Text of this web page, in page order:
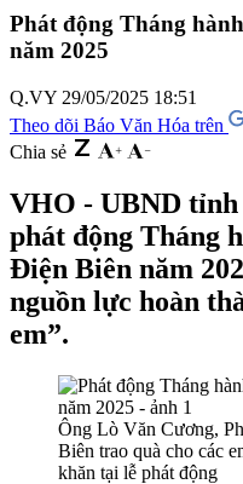
Phát động Tháng
năm 2025
Q.VY 29/05/2025 18:51
Theo dõi Báo Văn Hóa trên
Chia sẻ
VHO - UBND
phát động Tháng
Điện Biên năm
nguồn lực hoàn
em”.
Ông Lò Văn Cương,
Biên trao quà cho các
khăn tại lễ phát động